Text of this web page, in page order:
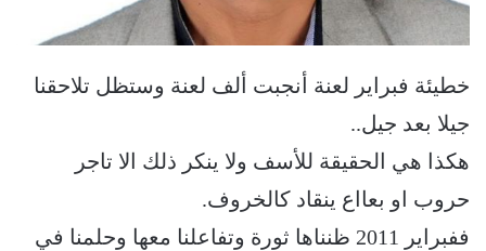
خطيئة فبراير لعنة أنجبت ألف لعنة وستظل تلاحقنا
جيلا بعد جيل..
هكذا هي الحقيقة للأسف ولا ينكر ذلك الا تاجر
حروب او بعااع ينقاد كالخروف.
ففبراير 2011 ظنناها ثورة وتفاعلنا معها وحلمنا في